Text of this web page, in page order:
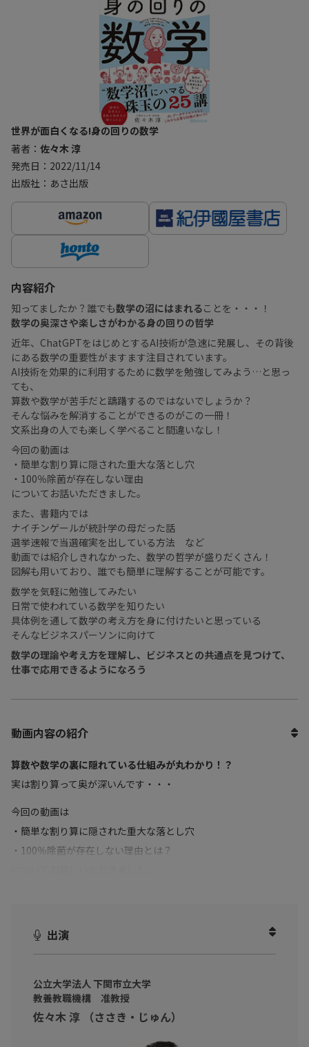
世界が面白くなる!身の回りの数学
著者： 佐々木 淳
発売日：2022/11/14
出版社：あさ出版
内容紹介
知ってましたか？誰でも数学の沼にはまれることを・・・！
数学の奥深さや楽しさがわかる身の回りの哲学
近年、ChatGPTをはじめとするAI技術が急速に発展し、その背後
にある数学の重要性がますます注目されています。
AI技術を効果的に利用するために数学を勉強してみよう…と思っ
ても、
算数や数学が苦手だと躊躇するのではないでしょうか？
そんな悩みを解消することができるのがこの一冊！
文系出身の人でも楽しく学べること間違いなし！
今回の動画は
・簡単な割り算に隠された重大な落とし穴
・100％除菌が存在しない理由
についてお話いただきました。
また、書籍内では
ナイチンゲールが統計学の母だった話
選挙速報で当選確実を出している方法 など
動画では紹介しきれなかった、数学の哲学が盛りだくさん！
図解も用いており、誰でも簡単に理解することが可能です。
数学を気軽に勉強してみたい
日常で使われている数学を知りたい
具体例を通して数学の考え方を身に付けたいと思っている
そんなビジネスパーソンに向けて
数学の理論や考え方を理解し、ビジネスとの共通点を見つけて、
仕事で応用できるようになろう
動画内容の紹介
算数や数学の裏に隠れている仕組みが丸わかり！？
実は割り算って奥が深いんです・・・
今回の動画は
・簡単な割り算に隠された重大な落とし穴
・100％除菌が存在しない理由とは？
そんなビジネスパーソンに向けて
仕事で応用できるようになりましょう！
出演
公立大学法人 下関市立大学
教養教職機構 准教授
佐々木 淳 （ささき・じゅん）